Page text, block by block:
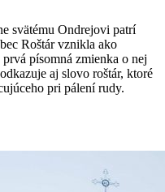
svätému Ondrejovi patrí
Roštár vznikla ako
písomná zmienka o nej
aj slovo roštár, ktoré
pri pálení rudy.